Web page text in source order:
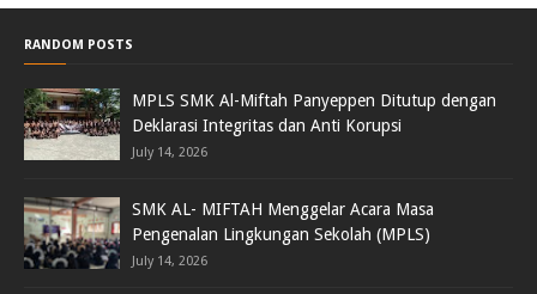
RANDOM POSTS
MPLS SMK Al-Miftah Panyeppen Ditutup dengan
Deklarasi Integritas dan Anti Korupsi
July 14, 2026
SMK AL- MIFTAH Menggelar Acara Masa
Pengenalan Lingkungan Sekolah (MPLS)
July 14, 2026